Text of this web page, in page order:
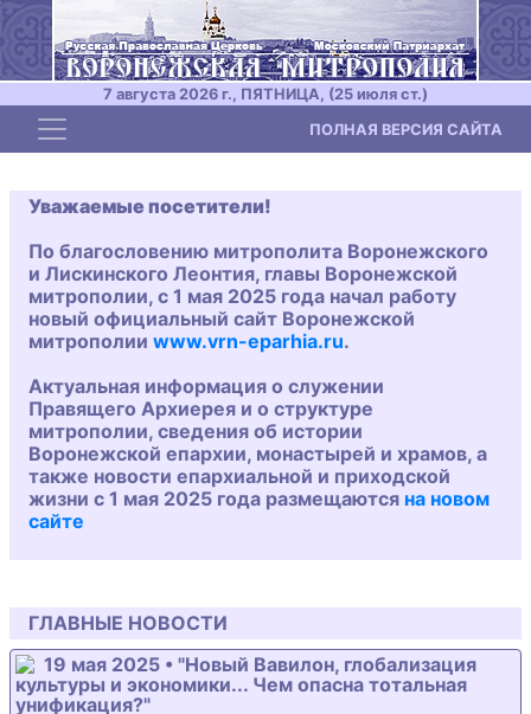
7 августа 2026 г., ПЯТНИЦА, (25 июля ст.)
Toggle navigation ПОЛНАЯ ВЕРСИЯ САЙТА
Уважаемые посетители!
По благословению митрополита Воронежского
и Лискинского Леонтия, главы Воронежской
митрополии, с 1 мая 2025 года начал работу
новый официальный сайт Воронежской
митрополии www.vrn-eparhia.ru.
Актуальная информация о служении
Правящего Архиерея и о структуре
митрополии, сведения об истории
Воронежской епархии, монастырей и храмов, а
также новости епархиальной и приходской
жизни с 1 мая 2025 года размещаются на новом
сайте
ГЛАВНЫЕ НОВОСТИ
19 мая 2025 • "Новый Вавилон, глобализация
культуры и экономики... Чем опасна тотальная
унификация?"